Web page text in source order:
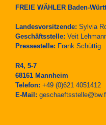
FREIE WÄHLER Baden-
Landesvorsitzende: Sylvia
Geschäftsstelle: Veit
Pressestelle: Frank Schüttig
R4, 5-7
68161 Mannheim
Telefon: +49 (0)621 4051412
E-Mail: